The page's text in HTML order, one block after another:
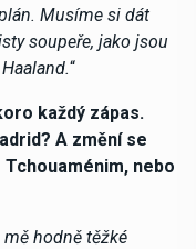
Musíme si dát
soupeře, jako jsou
“
každý zápas.
A změní se
nebo
hodně těžké